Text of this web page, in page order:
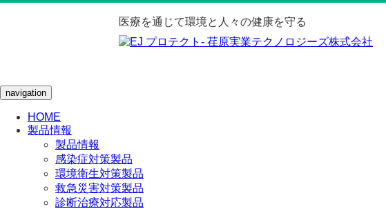
医療を通じて環境と人々の健康を守る
navigation
HOME
製品情報
製品情報
感染症対策製品
環境衛生対策製品
救急災害対策製品
診断治療対応製品